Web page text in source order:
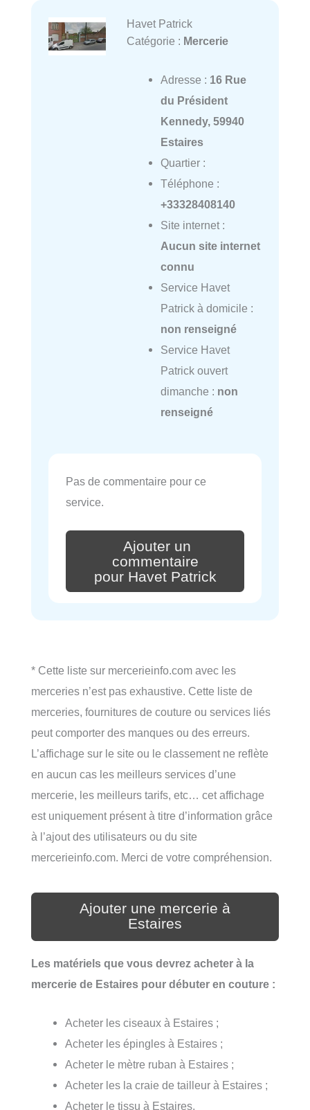
Havet Patrick
Catégorie : Mercerie
Adresse : 16 Rue
du Président
Kennedy, 59940
Estaires
Quartier :
Téléphone :
+33328408140
Site internet :
Aucun site internet
connu
Service Havet
Patrick à domicile :
non renseigné
Service Havet
Patrick ouvert
dimanche : non
renseigné
Pas de commentaire pour ce
service.
Ajouter un
commentaire
pour Havet Patrick
* Cette liste sur mercerieinfo.com avec les
merceries n’est pas exhaustive. Cette liste de
merceries, fournitures de couture ou services liés
peut comporter des manques ou des erreurs.
L’affichage sur le site ou le classement ne reflète
en aucun cas les meilleurs services d’une
mercerie, les meilleurs tarifs, etc… cet affichage
est uniquement présent à titre d’information grâce
à l’ajout des utilisateurs ou du site
mercerieinfo.com. Merci de votre compréhension.
Ajouter une mercerie à
Estaires
Les matériels que vous devrez acheter à la
mercerie de Estaires pour débuter en couture :
Acheter les ciseaux à Estaires ;
Acheter les épingles à Estaires ;
Acheter le mètre ruban à Estaires ;
Acheter les la craie de tailleur à Estaires ;
Acheter le tissu à Estaires.